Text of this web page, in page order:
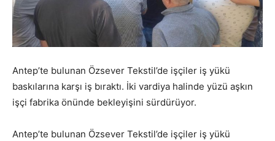
Antep’te bulunan Özsever Tekstil’de işçiler iş yükü
baskılarına karşı iş bıraktı. İki vardiya halinde yüzü aşkın
işçi fabrika önünde bekleyişini sürdürüyor.
Antep’te bulunan Özsever Tekstil’de işçiler iş yükü